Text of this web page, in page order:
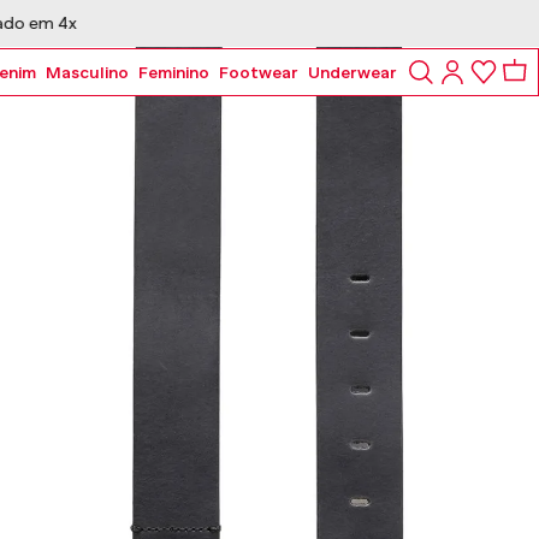
Masculino Feminino Footwear Underwear